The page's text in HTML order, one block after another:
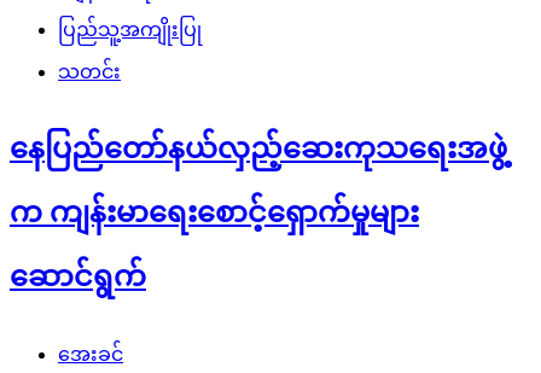
ပြည်သူ့အကျိုးပြု
သတင်း
နေပြည်တော်နယ်လှည့်ဆေးကုသရေးအဖွဲ့
က ကျန်းမာရေးစောင့်ရှောက်မှုများ
ဆောင်ရွက်
အေးခင်